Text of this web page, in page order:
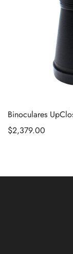
Binoculares
$2,379.00